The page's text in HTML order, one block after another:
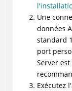
Une
données
standard
port
Server
Exécutez